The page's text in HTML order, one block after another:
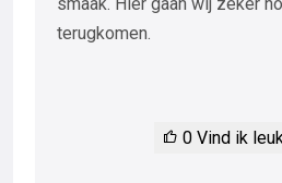
terugkomen.
0 Vind ik leuk